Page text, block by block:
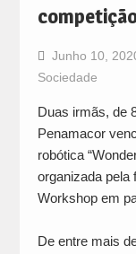
Junho 10,
Sociedade
Duas irmãs, de
Penamacor
robótica
organizada pela
Workshop em
De entre mais